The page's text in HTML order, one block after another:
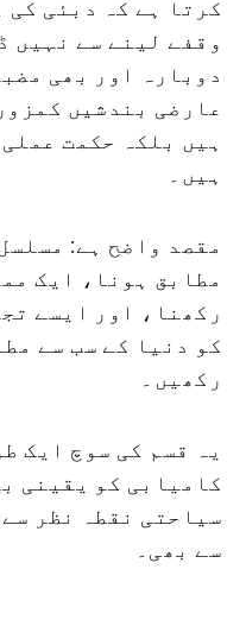
کرتا ہے کہ دبئی
وقفے لینے سے نہیں
دوبارہ اور بھی
عارضی بندشیں
ہیں بلکہ حکمت
ہیں۔
مقصد واضح ہے:
مطابق ہونا، ایک
رکھنا، اور ایسے
کو دنیا کے سب سے
رکھیں۔
یہ قسم کی سوچ ایک
کامیابی کو یقینی
سیاحتی نقطہ نظر
سے بھی۔